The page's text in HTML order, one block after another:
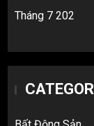
Tháng 7 202